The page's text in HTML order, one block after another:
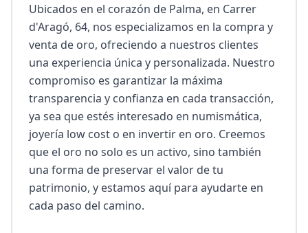
Ubicados en el corazón de Palma, en Carrer
d'Aragó, 64, nos especializamos en la compra y
venta de oro, ofreciendo a nuestros clientes
una experiencia única y personalizada. Nuestro
compromiso es garantizar la máxima
transparencia y confianza en cada transacción,
ya sea que estés interesado en numismática,
joyería low cost o en invertir en oro. Creemos
que el oro no solo es un activo, sino también
una forma de preservar el valor de tu
patrimonio, y estamos aquí para ayudarte en
cada paso del camino.